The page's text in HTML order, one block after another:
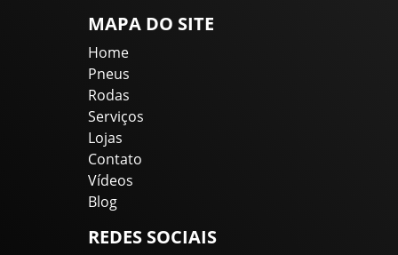
MAPA DO SITE
Home
Pneus
Rodas
Serviços
Lojas
Contato
Vídeos
Blog
REDES SOCIAIS